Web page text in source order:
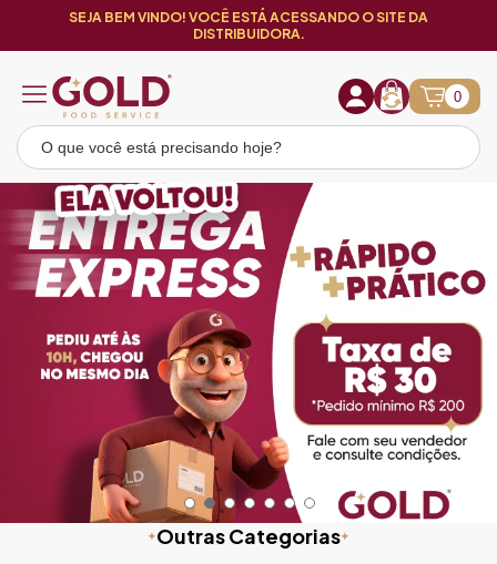
SEJA BEM VINDO! VOCÊ ESTÁ ACESSANDO O SITE DA
DISTRIBUIDORA.
0
Loja Gold Food Service
Outras Categorias